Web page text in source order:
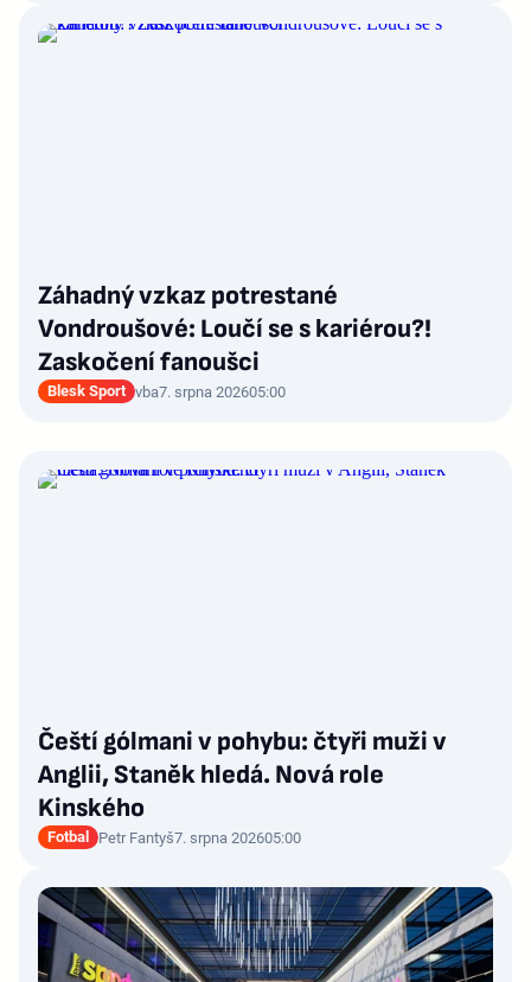
Záhadný vzkaz potrestané
Vondroušové: Loučí se s kariérou?!
Zaskočení fanoušci
Blesk Sport vba7. srpna 202605:00
Čeští gólmani v pohybu: čtyři muži v
Anglii, Staněk hledá. Nová role
Kinského
Fotbal Petr Fantyš7. srpna 202605:00